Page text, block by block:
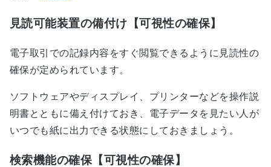
見読可能装置の備付け【可視性の確保】
電子取引での記録内容をすぐ閲覧できるように見読性の
確保が定められています。
ソフトウェアやディスプレイ、プリンターなどを操作説
明書とともに備え付けておき、電子データを見たい人が
いつでも紙に出力できる状態にしておきましょう。
検索機能の確保【可視性の確保】